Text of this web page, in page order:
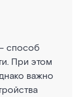
способ
При этом
важно